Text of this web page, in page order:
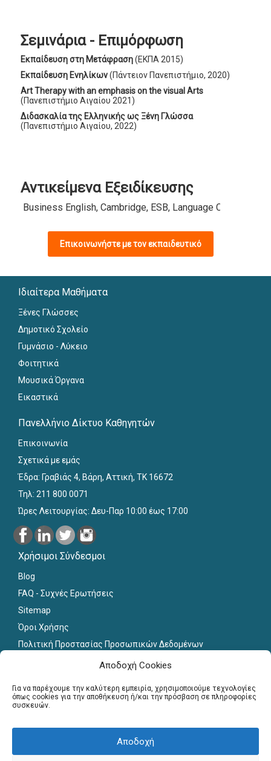
Αποδοχή Cookies
Για να παρέχουμε την καλύτερη εμπειρία, χρησιμοποιούμε τεχνολογίες
όπως cookies για την αποθήκευση ή/και την πρόσβαση σε πληροφορίες
συσκευών.
Αποδοχή
Σεμινάρια - Επιμόρφωση
Εκπαίδευση στη Μετάφραση(ΕΚΠΑ 2015)
Εκπαίδευση Ενηλίκων(Πάντειον Πανεπιστήμιο, 2020)
Art Therapy with an emphasis on the visual Arts
(Πανεπιστήμιο Αιγαίου 2021)
Διδασκαλία της Ελληνικής ως Ξένη Γλώσσα
(Πανεπιστήμιο Αιγαίου, 2022)
Αντικείμενα Εξειδίκευσης
Business English, Cambridge, ESB, Language Cert, LRN,
Επικοινωνήστε με τον εκπαιδευτικό
Ιδιαίτερα Μαθήματα
Ξένες Γλώσσες
Δημοτικό Σχολείο
Γυμνάσιο - Λύκειο
Φοιτητικά
Μουσικά Όργανα
Εικαστικά
Πανελλήνιο Δίκτυο Καθηγητών
Επικοινωνία
Σχετικά με εμάς
Έδρα: Γραβιάς 4, Βάρη, Αττική, ΤΚ 16672
Τηλ: 211 800 0071
Ώρες Λειτουργίας: Δευ-Παρ 10:00 έως 17:00
Χρήσιμοι Σύνδεσμοι
Blog
FAQ - Συχνές Ερωτήσεις
Sitemap
Όροι Χρήσης
Πολιτική Προστασίας Προσωπικών Δεδομένων
Για εκπαιδευτικούς
Εγγραφή
Γραφείο Διασύνδεσης